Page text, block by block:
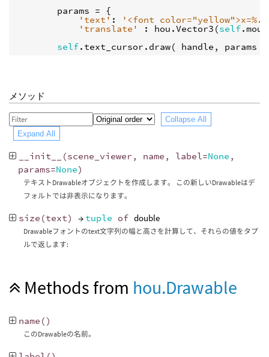
params = {
'text' : '<font color="yellow">x=
'translate' : hou .Vector3 (self.
self. text_cursor . draw( handle , params
メソッド
Collapse All
Expand All
__init__ (scene_viewer , name , label=None ,
params=None)
テキストDrawableオブジェクトを作成します。 この新しいDrawableはデ
フォルトでは非表示になります。
size (text) → tuple of double
Drawableフォントのtext文字列の幅と高さを計算して、それらの値をタプ
ルで返します:
Methods from hou.Drawable
name ()
このDrawableの名前。